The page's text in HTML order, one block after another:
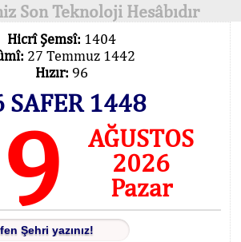
Son Teknoloji Hesâbıdır
Hicrî Şemsî: 1404
27 Temmuz 1442
Hızır: 96
SAFER 1448
9
AĞUSTOS
2026
Pazar